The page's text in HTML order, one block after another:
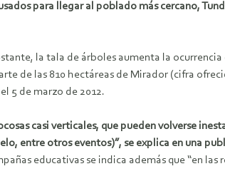
para llegar al poblado más cercano,
la tala de árboles aumenta la
de las 810 hectáreas de Mirador (cifra
5 de marzo de 2012.
casi verticales, que pueden volverse
entre otros eventos)”, se explica en una
educativas se indica además que “en